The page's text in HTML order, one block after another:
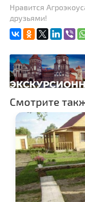
Военная история
Озера и водоемы
Памятники
людям
Монастыри
Костелы
Синагоги
Национальные
заказники
Нравится
друзьями!
Смотрите